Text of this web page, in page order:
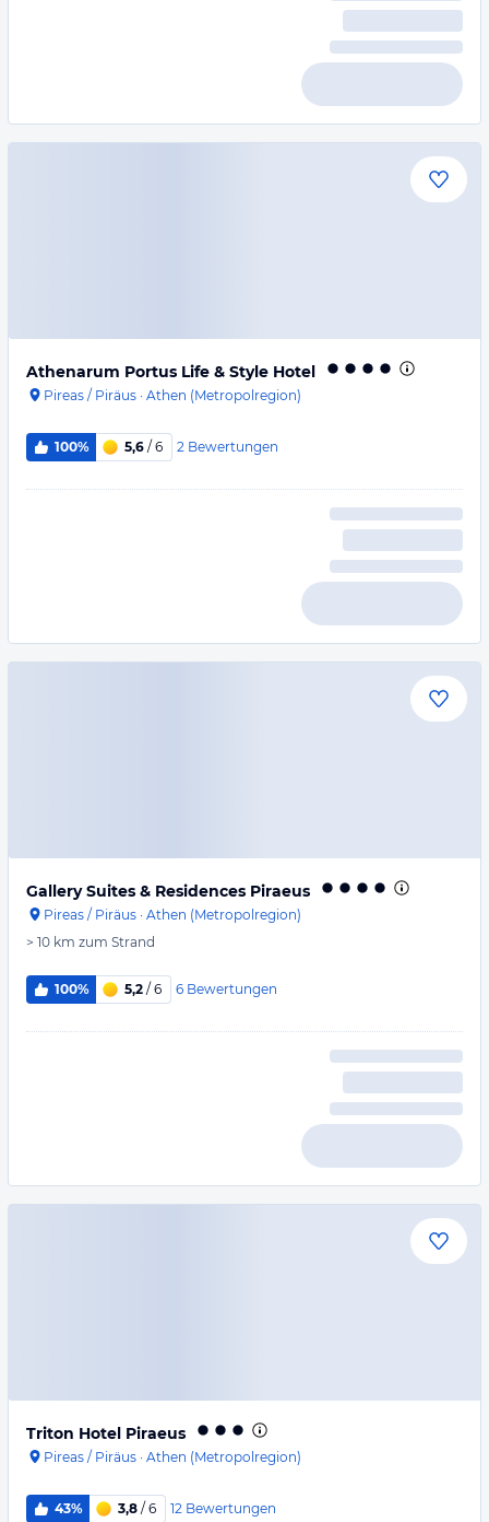
Athenarum Portus Life & Style Hotel
Pireas / Piräus · Athen (Metropolregion)
100% 5,6 / 6 2 Bewertungen
Gallery Suites & Residences Piraeus
Pireas / Piräus · Athen (Metropolregion)
> 10 km zum Strand
100% 5,2 / 6 6 Bewertungen
Triton Hotel Piraeus
Pireas / Piräus · Athen (Metropolregion)
43% 3,8 / 6 12 Bewertungen